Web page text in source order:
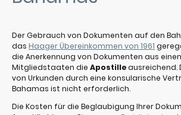
Der Gebrauch von Dokumenten auf den
das Haager Übereinkommen von 1961
die Anerkennung von Dokumenten aus
Mitgliedstaaten die Apostilleausreichend.
von Urkunden durch eine konsularische
Bahamas ist nicht erforderlich.
Die Kosten für die Beglaubigung Ihrer